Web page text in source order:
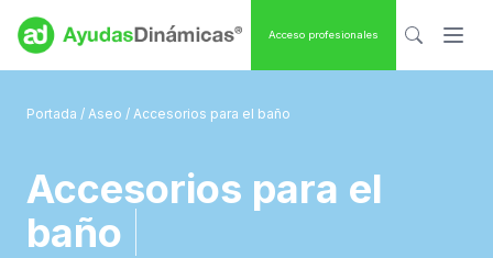
Acceso profesionales
Portada / Aseo / Accesorios para el baño
Accesorios para el
baño